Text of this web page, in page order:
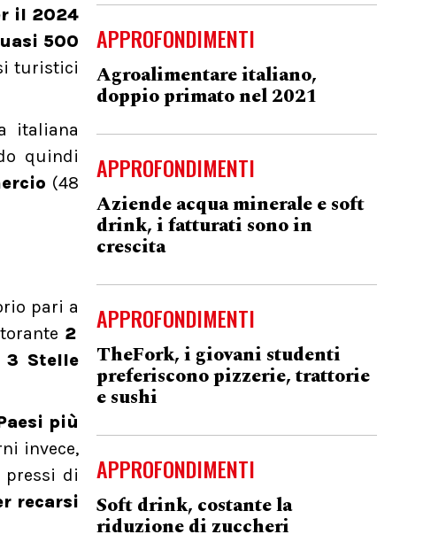
il 2024
500
turistici
italiana
quindi
(48
pari a
2
3 Stelle
più
invece,
di
recarsi
APPROFONDIMENTI
Agroalimentare italiano,
doppio primato nel 2021
APPROFONDIMENTI
Aziende acqua minerale e soft
drink, i fatturati sono in
crescita
APPROFONDIMENTI
TheFork, i giovani studenti
preferiscono pizzerie, trattorie
e sushi
APPROFONDIMENTI
Soft drink, costante la
riduzione di zuccheri